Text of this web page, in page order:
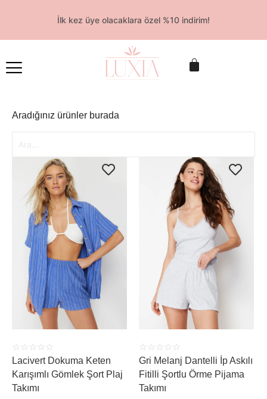
İlk kez üye olacaklara özel %10 indirim!
Aradığınız ürünler burada
ÜRÜNÜ İNCELE
☆ ☆ ☆ ☆ ☆
Lacivert Dokuma Keten
Karışımlı Gömlek Şort Plaj
Takımı
ÜRÜNÜ İNCELE
☆ ☆ ☆ ☆ ☆
Gri Melanj Dantelli İp Askılı
Fitilli Şortlu Örme Pijama
Takımı